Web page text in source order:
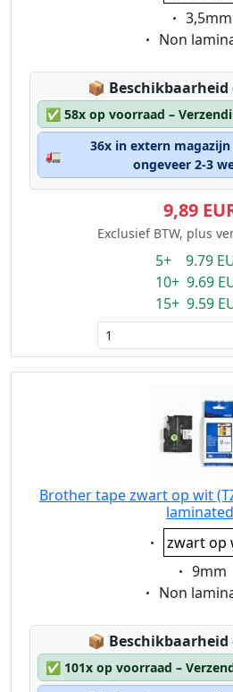
3,5mm
Eigenschaft:
Non
📦 Lagerstatus:
✅ 58x op voorraad –
🚛
36x in extern
ongeveer 2-3
9,89
Exclusief BTW, plus
5+ 9.79
10+ 9.69
15+ 9.59
Brother tape zwart op wit
laminated
Eigenschaft:
zwart op
9mm
Eigenschaft:
Non
📦 Lagerstatus:
✅ 101x op voorraad –